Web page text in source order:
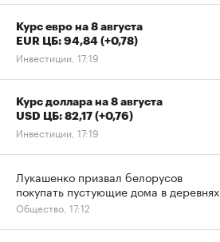
Курс евро на 8 августа
EUR ЦБ: 94,84 (+0,78)
Инвестиции, 17:19
Курс доллара на 8 августа
USD ЦБ: 82,17 (+0,76)
Инвестиции, 17:19
Лукашенко призвал белорусов
покупать пустующие дома в деревнях
Общество, 17:12